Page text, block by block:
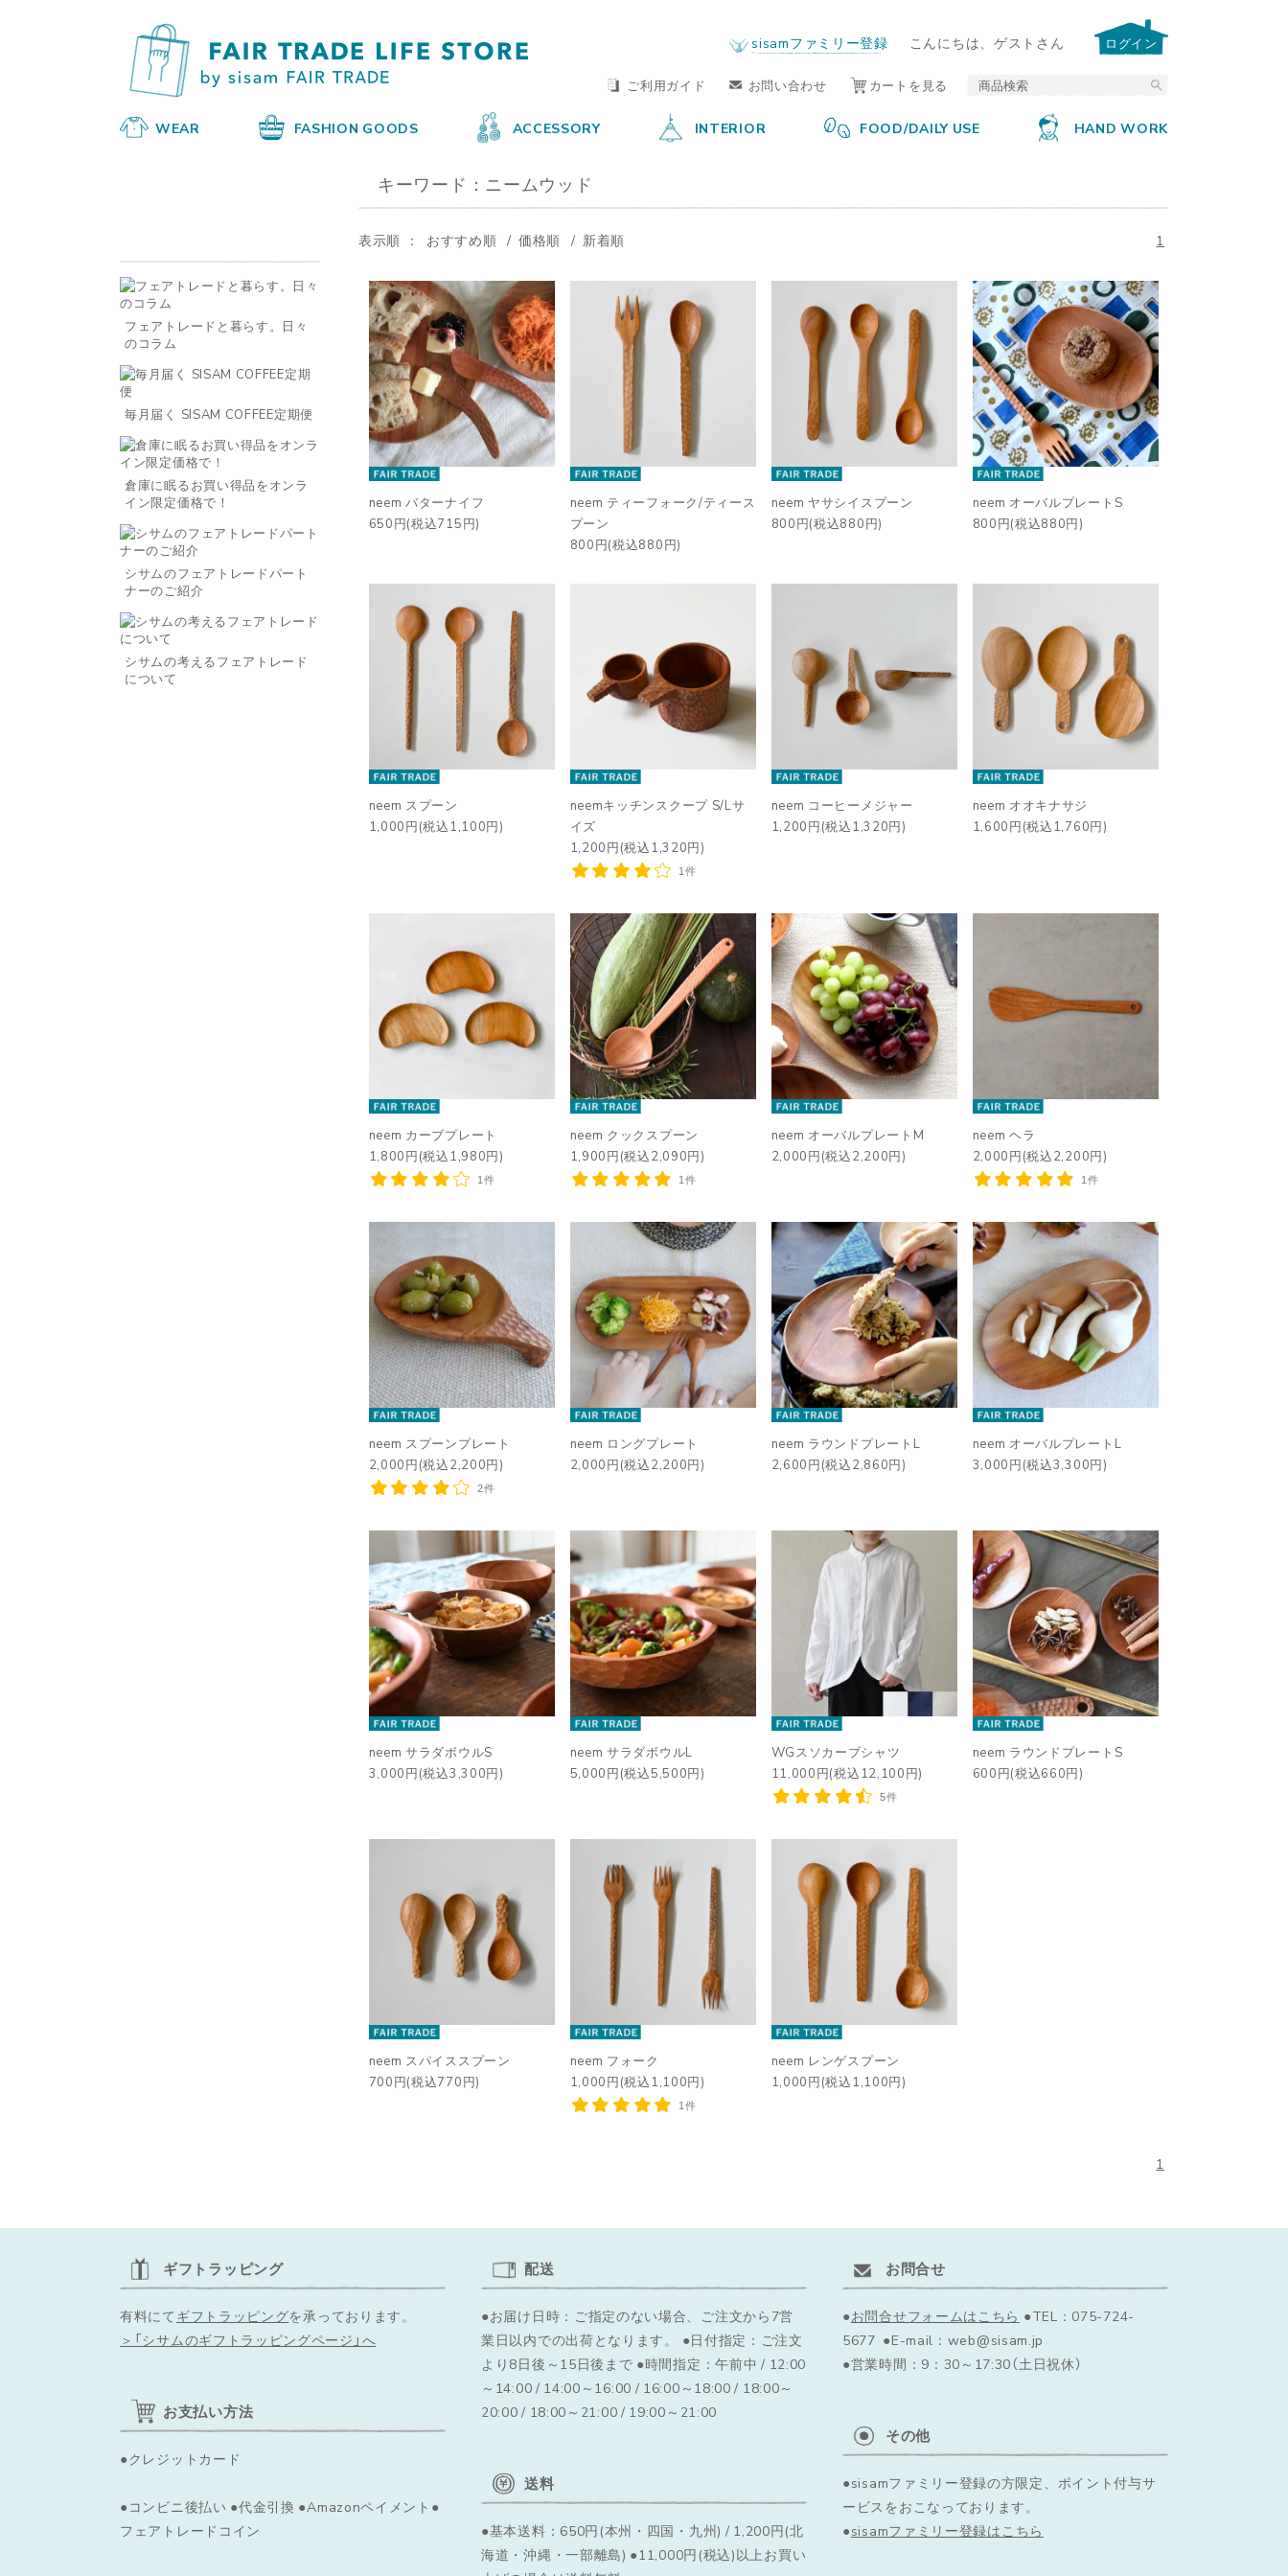
by sisam FAIR TRADE
sisamファミリー登録 こんにちは、ゲストさん ログイン
ご利用ガイド お問い合わせ カートを見る
WEAR FASHION GOODS ACCESSORY INTERIOR FOOD/DAILY USE HAND WORK
キーワード：ニームウッド
表示順 おすすめ順 価格順 新着順 1
neem バターナイフ
650円(税込715円)
neem ティーフォーク/ティース
プーン
800円(税込880円)
neem ヤサシイスプーン
800円(税込880円)
neem オーバルプレートS
800円(税込880円)
neem スプーン
1,000円(税込1,100円)
neemキッチンスクープ S/Lサ
イズ
1,200円(税込1,320円)
1件
neem コーヒーメジャー
1,200円(税込1,320円)
neem オオキナサジ
1,600円(税込1,760円)
neem カーブプレート
1,800円(税込1,980円)
1件
neem クックスプーン
1,900円(税込2,090円)
1件
neem オーバルプレートM
2,000円(税込2,200円)
neem ヘラ
2,000円(税込2,200円)
1件
neem スプーンプレート
2,000円(税込2,200円)
2件
neem ロングプレート
2,000円(税込2,200円)
neem ラウンドプレートL
2,600円(税込2,860円)
neem オーバルプレートL
3,000円(税込3,300円)
neem サラダボウルS
3,000円(税込3,300円)
neem サラダボウルL
5,000円(税込5,500円)
WGスソカーブシャツ
11,000円(税込12,100円)
5件
neem ラウンドプレートS
600円(税込660円)
neem スパイススプーン
700円(税込770円)
neem フォーク
1,000円(税込1,100円)
1件
neem レンゲスプーン
1,000円(税込1,100円)
1
フェアトレードと暮らす。日々
のコラム
毎月届く SISAM COFFEE定期便
倉庫に眠るお買い得品をオンラ
イン限定価格で！
シサムのフェアトレードパート
ナーのご紹介
シサムの考えるフェアトレード
について
ギフトラッピング
有料にて ギフトラッピングを承っております。
＞「シサムのギフトラッピングページ」へ
お支払い方法
●クレジットカード
●コンビニ後払い ●代金引換 ●Amazonペイメント●
フェアトレードコイン
配送
●お届け日時：ご指定のない場合、ご注文から7営
業日以内での出荷となります。
●日付指定：ご注文
より8日後～15日後まで ●時間指定：午前中 / 12:00
～14:00 / 14:00～16:00 / 16:00～18:00 / 18:00～
20:00 / 18:00～21:00 / 19:00～21:00
送料
●基本送料：650円(本州・四国・九州) / 1,200円(北
海道・沖縄・一部離島) ●11,000円(税込)以上お買い
お問合せ
●お問合せフォームはこちら ●TEL：075-724-
5677 ●E-mail：web@sisam.jp
●営業時間：9：30～17:30（土日祝休）
その他
●sisamファミリー登録の方限定、ポイント付与サ
ービスをおこなっております。
●sisamファミリー登録はこちら